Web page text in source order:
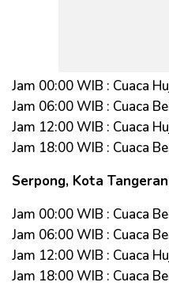
Jam 00:00 WIB : Cuaca
Jam 06:00 WIB : Cuaca
Jam 12:00 WIB : Cuaca
Jam 18:00 WIB : Cuaca
Serpong, Kota
Jam 00:00 WIB : Cuaca
Jam 06:00 WIB : Cuaca
Jam 12:00 WIB : Cuaca
Jam 18:00 WIB : Cuaca